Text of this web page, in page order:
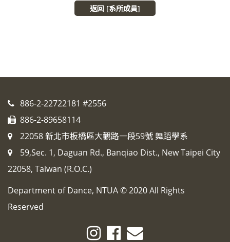
返回 [系所成員]
886-2-22722181 #2556
886-2-89658114
22058 新北市板橋區大觀路一段59號 舞蹈學系
59,Sec. 1, Daguan Rd., Banqiao Dist., New Taipei City
22058, Taiwan (R.O.C.)
Department of Dance, NTUA © 2020 All Rights
Reserved